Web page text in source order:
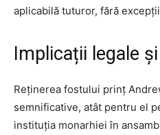
aplicabilă tuturor, fără
Implicații legale
Reținerea fostului prinț
semnificative, atât pentru el
instituția monarhiei în